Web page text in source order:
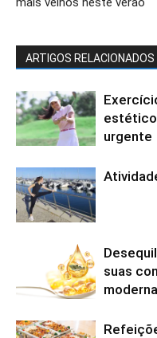
ARTIGOS RELACIONADOS
urgente
suas
moderna